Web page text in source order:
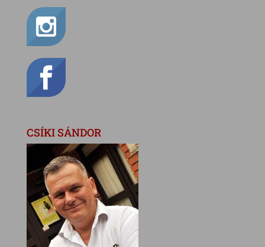
CSÍKI SÁNDOR